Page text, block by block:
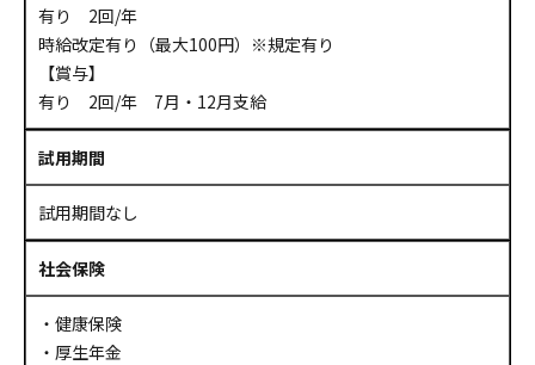
有り 2回/年
時給改定有り（最大100円）※規定有り
【賞与】
有り 2回/年 7月・12月支給
試用期間
試用期間なし
社会保険
・健康保険
・厚生年金